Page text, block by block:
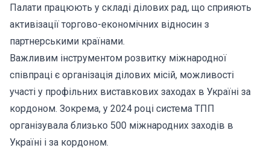
Палати працюють у складі ділових рад, що сприяють
активізації торгово-економічних відносин з
партнерськими країнами.
Важливим інструментом розвитку міжнародної
співпраці є організація ділових місій, можливості
участі у профільних виставкових заходах в Україні за
кордоном. Зокрема, у 2024 році система ТПП
організувала близько 500 міжнародних заходів в
Україні і за кордоном.